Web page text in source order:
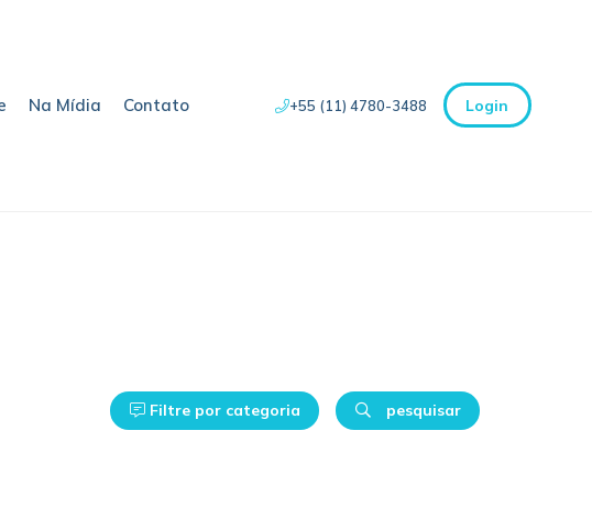
Na Mídia Contato +55 (11) 4780-3488 Login
Filtre por categoria pesquisar